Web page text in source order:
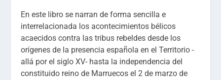
En este libro se narran de forma sencilla e
interrelacionada los acontecimientos bélicos
acaecidos contra las tribus rebeldes desde los
orígenes de la presencia española en el Territorio -
allá por el siglo XV- hasta la independencia del
constituido reino de Marruecos el 2 de marzo de